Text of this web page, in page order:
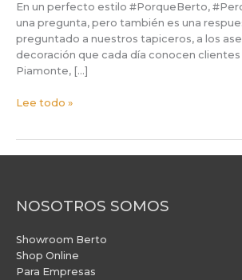
En un perfecto estilo #PorqueBerto,
una pregunta, pero también es una
preguntado a nuestros tapiceros, a los
decoración que cada día conocen
Piamonte, […]
Lee todo »
NOSOTROS SOMOS
Showroom Berto
Shop Online
Para Empresas